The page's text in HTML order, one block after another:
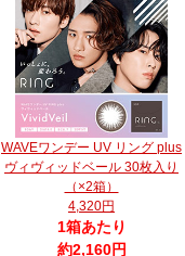
WAVEワンデー UV リング plus
ヴィヴィッドベール 30枚入り
（×2箱）
4,320円
1箱あたり
約2,160円